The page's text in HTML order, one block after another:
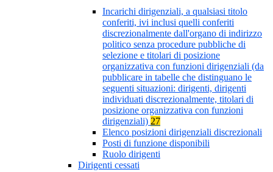
Incarichi dirigenziali, a qualsiasi titolo
conferiti, ivi inclusi quelli conferiti
discrezionalmente dall'organo di indirizzo
politico senza procedure pubbliche di
selezione e titolari di posizione
organizzativa con funzioni dirigenziali (da
pubblicare in tabelle che distinguano le
seguenti situazioni: dirigenti, dirigenti
individuati discrezionalmente, titolari di
posizione organizzativa con funzioni
dirigenziali) 27
Elenco posizioni dirigenziali discrezionali
Posti di funzione disponibili
Ruolo dirigenti
Dirigenti cessati